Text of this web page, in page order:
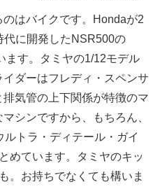
はバイクです。Hondaが2
代に開発したNSR500の
ます。タミヤの1/12モデル
ダーはフレディ・スペンサ
気管の上下関係が特徴のマ
シンですから、もちろん、
トラ・ディテール・ガイ
めています。タミヤのキッ
。お持ちでなくても構いま